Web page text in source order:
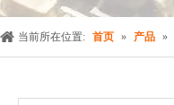
当前所在位置: 首页 » 产品 »